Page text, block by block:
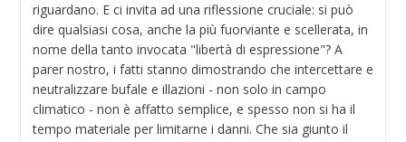
riguardano. E ci invita ad una riflessione cruciale: si può
dire qualsiasi cosa, anche la più fuorviante e scellerata, in
nome della tanto invocata "libertà di espressione"? A
parer nostro, i fatti stanno dimostrando che intercettare e
neutralizzare bufale e illazioni - non solo in campo
climatico - non è affatto semplice, e spesso non si ha il
tempo materiale per limitarne i danni. Che sia giunto il